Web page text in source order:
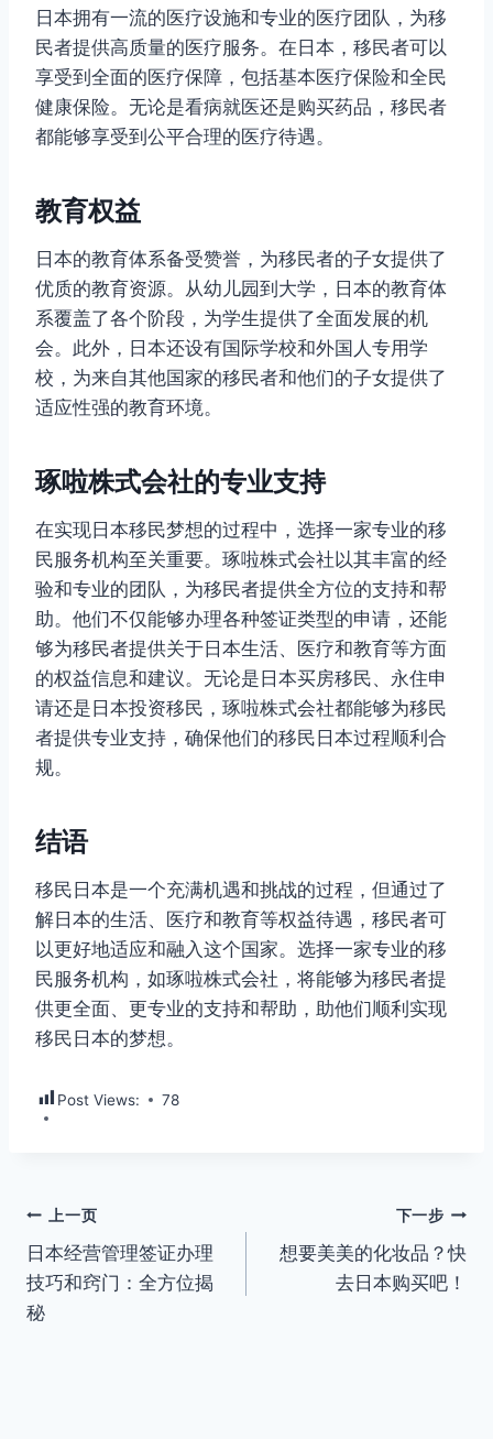
日本拥有一流的医疗设施和专业的医疗团队，为移
民者提供高质量的医疗服务。在日本，移民者可以
享受到全面的医疗保障，包括基本医疗保险和全民
健康保险。无论是看病就医还是购买药品，移民者
都能够享受到公平合理的医疗待遇。
教育权益
日本的教育体系备受赞誉，为移民者的子女提供了
优质的教育资源。从幼儿园到大学，日本的教育体
系覆盖了各个阶段，为学生提供了全面发展的机
会。此外，日本还设有国际学校和外国人专用学
校，为来自其他国家的移民者和他们的子女提供了
适应性强的教育环境。
琢啦株式会社的专业支持
在实现日本移民梦想的过程中，选择一家专业的移
民服务机构至关重要。琢啦株式会社以其丰富的经
验和专业的团队，为移民者提供全方位的支持和帮
助。他们不仅能够办理各种签证类型的申请，还能
够为移民者提供关于日本生活、医疗和教育等方面
的权益信息和建议。无论是日本买房移民、永住申
请还是日本投资移民，琢啦株式会社都能够为移民
者提供专业支持，确保他们的移民日本过程顺利合
规。
结语
移民日本是一个充满机遇和挑战的过程，但通过了
解日本的生活、医疗和教育等权益待遇，移民者可
以更好地适应和融入这个国家。选择一家专业的移
民服务机构，如琢啦株式会社，将能够为移民者提
供更全面、更专业的支持和帮助，助他们顺利实现
移民日本的梦想。
Post Views: 78
文
章
导
上一页
日本经营管理签证办理
技巧和窍门：全方位揭
秘
下一步
想要美美的化妆品？快
去日本购买吧！